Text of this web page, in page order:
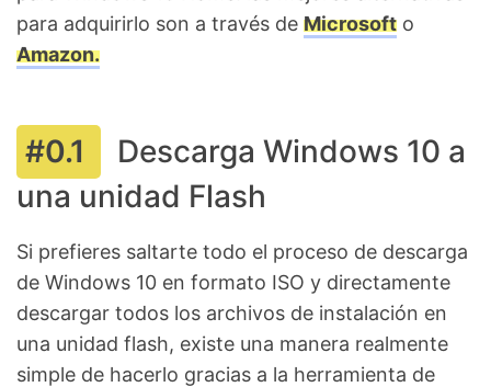
para adquirirlo son a través de Microsoft o
Amazon.
Descarga Windows 10 a
una unidad Flash
Si prefieres saltarte todo el proceso de descarga
de Windows 10 en formato ISO y directamente
descargar todos los archivos de instalación en
una unidad flash, existe una manera realmente
simple de hacerlo gracias a la herramienta de